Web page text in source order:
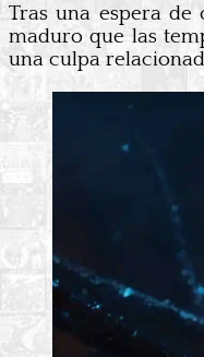
Tras una espera de
maduro que las
una culpa